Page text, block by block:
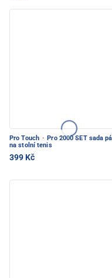
Pro Touch · Pro 2000 SET sada
na stolní tenis
399 Kč